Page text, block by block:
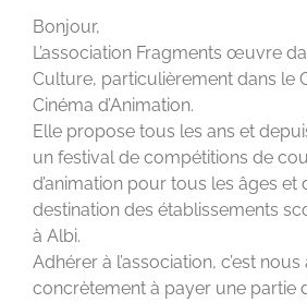
Bonjour,
L’association Fragments œuvre
Culture, particulièrement dans le
Cinéma d’Animation.
Elle propose tous les ans et
un festival de compétitions de
d’animation pour tous les âges et
destination des établissements
à Albi.
Adhérer à l’association, c’est nous
concrètement à payer une partie